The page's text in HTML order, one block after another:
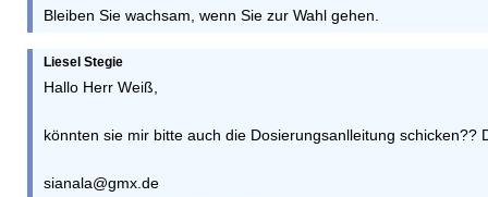
Bleiben Sie wachsam, wenn Sie zur Wahl gehen.
Liesel Stegie
Hallo Herr Weiß,
könnten sie mir bitte auch die Dosierungsanlleitung schicken??
sianala@gmx.de